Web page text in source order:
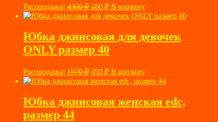
Распродажа! 4300₽ Первоначальная
цена
составляла
480 ₽Текущая
цена:
В корзину
Юбка джинсовая для девочек
ONLY размер 40
Распродажа! 1970₽ Первоначальная
цена
составляла
450 ₽Текущая
цена:
В корзину
Юбка джинсовая женская edc,
размер 44